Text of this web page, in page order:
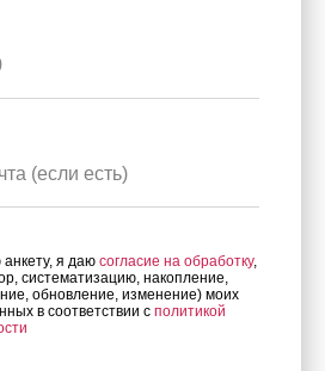
(если есть)
я даю согласие на обработку,
систематизацию, накопление,
обновление, изменение) моих
в соответствии с политикой